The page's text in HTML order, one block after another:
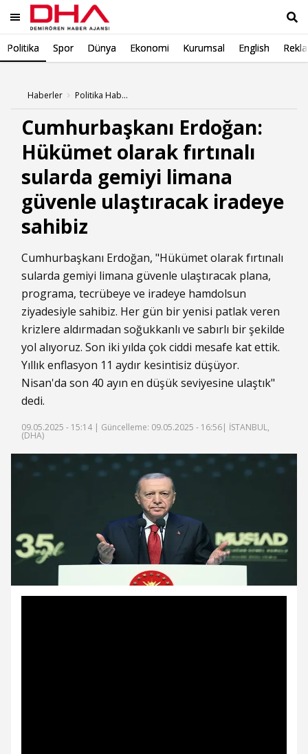
Politika Spor Dünya Ekonomi Kurumsal English
Haberler Politika Haberleri
Cumhurbaşkanı Erdoğan:
Hükümet olarak fırtınalı
sularda gemiyi limana
güvenle ulaştıracak iradeye
sahibiz
Cumhurbaşkanı Erdoğan, "Hükümet olarak fırtınalı
sularda gemiyi limana güvenle ulaştıracak plana,
programa, tecrübeye ve iradeye hamdolsun
ziyadesiyle sahibiz. Her gün bir yenisi patlak veren
krizlere aldırmadan soğukkanlı ve sabırlı bir şekilde
yol alıyoruz. Son iki yılda çok ciddi mesafe kat ettik.
Yıllık enflasyon 11 aydır kesintisiz düşüyor.
Nisan'da son 40 ayın en düşük seviyesine ulaştık"
dedi.
09.05.2025 - 15:14 | Güncelleme: 09.05.2025 - 16:56| İSTANBUL,
(DHA)